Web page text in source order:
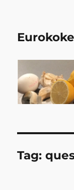
Tag: